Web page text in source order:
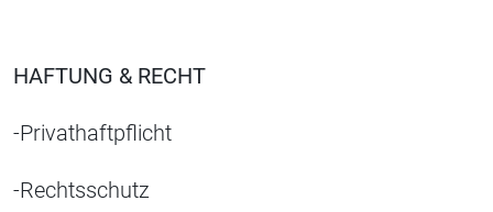
HAFTUNG & RECHT
-Privathaftpflicht
-Rechtsschutz